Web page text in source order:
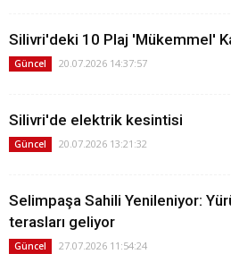
Silivri'deki 10 Plaj 'Mükemmel'
Güncel 20.07.2026 14:37:57
Silivri'de elektrik kesintisi
Güncel 20.07.2026 13:21:32
Selimpaşa Sahili Yenileniyor:
terasları geliyor
Güncel 27.07.2026 11:54:24